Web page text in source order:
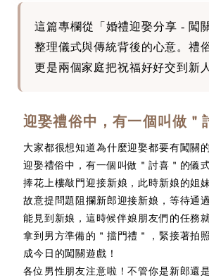
這篇專欄從「婚禮迎娶分享 - 闖
整理儀式與傳統背後的心意。禮
更是兩個家庭把祝福好好交到新
迎娶禮俗中，有一個叫做＂
大家都很想知道為什麼迎娶都要有闖關
迎娶禮俗中，有一個叫做＂討喜＂的儀
捧花上樓敲門迎接新娘，此時新娘的姐
故意提問題阻攔新郎迎接新娘，等待通
能見到新娘，這時候伴娘朋友們的任務
拿到男方準備的＂擋門禮＂，緊接著拍
成今日的闖關遊戲！
各位男性朋友注意啦！不管你是新郎還